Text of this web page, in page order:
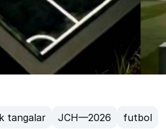
tangalar JCH—2026 futbol